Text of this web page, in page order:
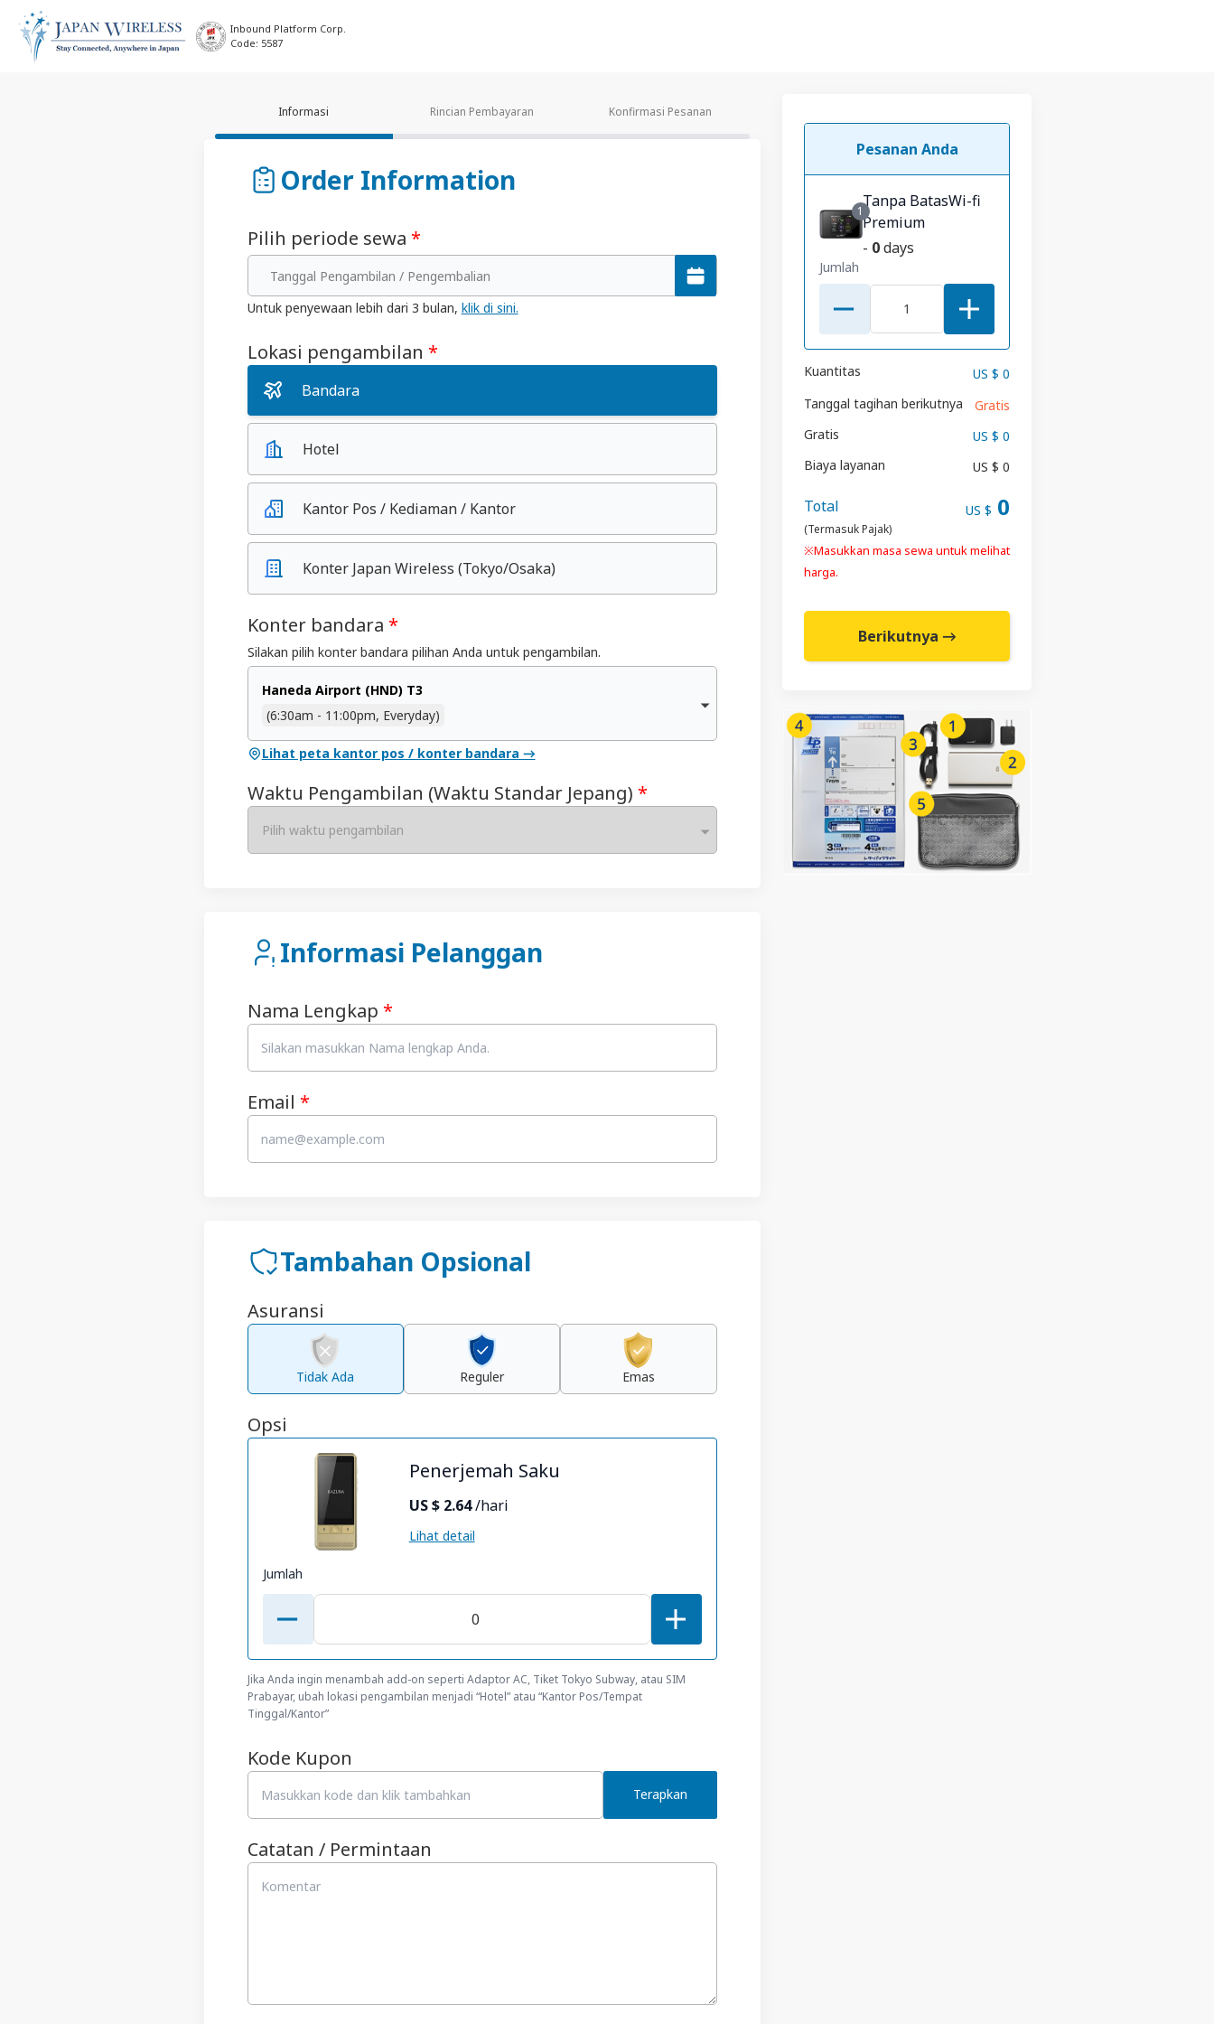
Inbound Platform Corp.
Code: 5587
Informasi Rincian Pembayaran Konfirmasi Pesanan
Order Information
Pilih periode sewa *
Tanggal Pengambilan / Pengembalian
Untuk penyewaan lebih dari 3 bulan, klik di sini.
Lokasi pengambilan *
Bandara
Hotel
Kantor Pos / Kediaman / Kantor
Konter Japan Wireless (Tokyo/Osaka)
Konter bandara *
Silakan pilih konter bandara pilihan Anda untuk pengambilan.
Haneda Airport (HND) T3
(6:30am - 11:00pm, Everyday)
Lihat peta kantor pos / konter bandara →
Waktu Pengambilan (Waktu Standar Jepang) *
Pilih waktu pengambilan
Informasi Pelanggan
Nama Lengkap *
Email *
Tambahan Opsional
Asuransi
Tidak Ada Reguler Emas
Opsi
Penerjemah Saku
US $ 2.64/hari
Lihat detail
Jumlah
Jika Anda ingin menambah add-on seperti Adaptor AC, Tiket Tokyo Subway, atau SIM
Prabayar, ubah lokasi pengambilan menjadi “Hotel” atau “Kantor Pos/Tempat
Tinggal/Kantor”
Kode Kupon
Terapkan
Catatan / Permintaan
Pesanan Anda
1
Tanpa BatasWi-fi
Premium
- 0days
Jumlah
Kuantitas
US $ 0
Tanggal tagihan berikutnya
Gratis
Gratis
US $ 0
Biaya layanan
US $ 0
Total
(Termasuk Pajak)
US $ 0
※Masukkan masa sewa untuk melihat
harga.
Berikutnya →